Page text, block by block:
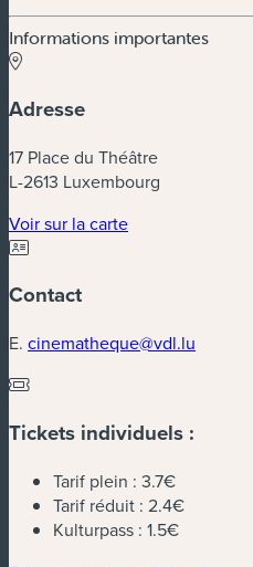
Informations importantes
Adresse
17 Place du Théâtre
L-2613 Luxembourg
Voir sur la carte(nouvelle fenêtre)
Contact
E. cinematheque@vdl.lu
Tickets individuels :
Tarif plein : 3.7€
Tarif réduit : 2.4€
Kulturpass : 1.5€